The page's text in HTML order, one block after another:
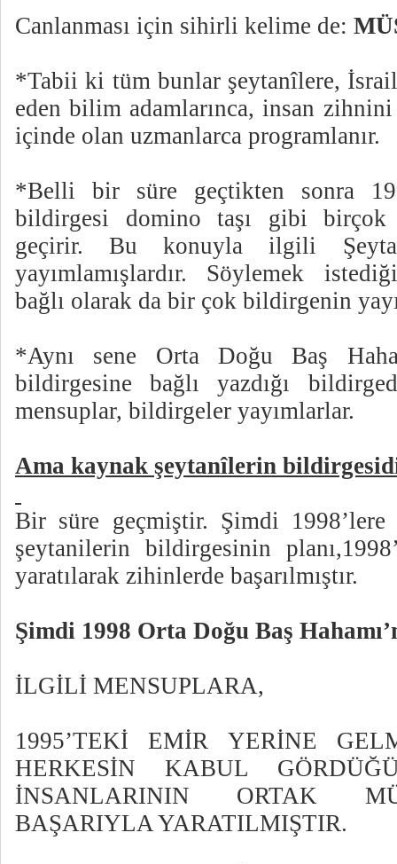
Canlanması için sihirli kelime de:
*Tabii ki tüm bunlar şeytanîlere,
eden bilim adamlarınca, insan
içinde olan uzmanlarca programlanır.
*Belli bir süre geçtikten sonra
bildirgesi domino taşı gibi birçok
geçirir. Bu konuyla ilgili
yayımlamışlardır. Söylemek
bağlı olarak da bir çok bildirgenin
*Aynı sene Orta Doğu Baş
bildirgesine bağlı yazdığı
mensuplar, bildirgeler yayımlarlar.
Ama kaynak şeytanîlerin
Bir süre geçmiştir. Şimdi 1998’lere
şeytanilerin bildirgesinin
yaratılarak zihinlerde başarılmıştır.
Şimdi 1998 Orta Doğu Baş
İLGİLİ MENSUPLARA,
1995’TEKİ EMİR YERİNE
HERKESİN KABUL
İNSANLARININ ORTAK
BAŞARIYLA YARATILMIŞTIR.